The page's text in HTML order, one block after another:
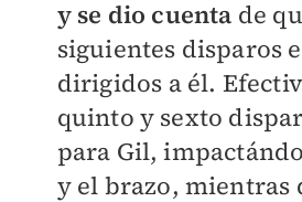
y se dio cuenta de
siguientes disparos
dirigidos a él.
quinto y sexto
para Gil,
y el brazo, mientras